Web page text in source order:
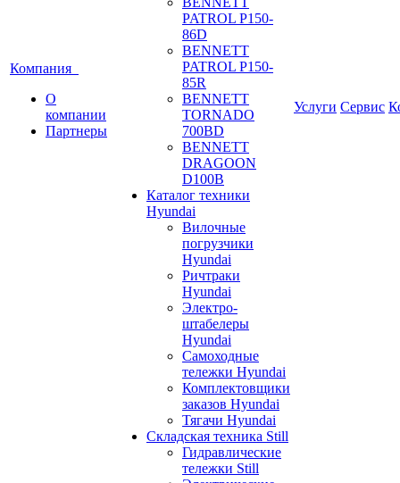
Компания
О
компании
Партнеры
PATROL P150-
86D
BENNETT
PATROL P150-
85R
BENNETT
TORNADO
700BD
BENNETT
DRAGOON
D100B
Каталог техники
Hyundai
Вилочные
погрузчики
Hyundai
Ричтраки
Hyundai
Электро-
штабелеры
Hyundai
Самоходные
тележки Hyundai
Комплектовщики
заказов Hyundai
Тягачи Hyundai
Складская техника Still
Гидравлические
тележки Still
Услуги Сервис